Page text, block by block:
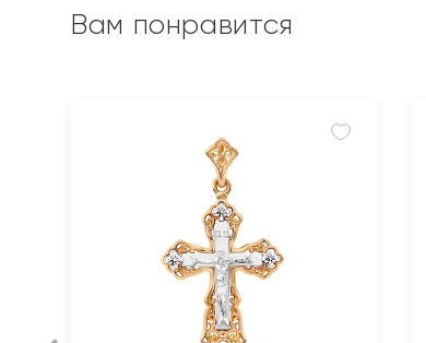
Вам понравится